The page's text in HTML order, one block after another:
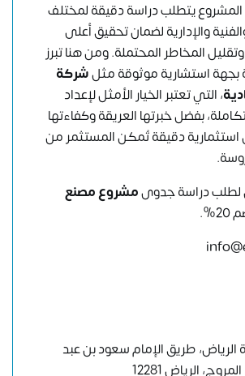
المشروع يتطلب دراسة دقيقة لمختلف
والإدارية لضمان تحقيق أعلى
المخاطر المحتملة. ومن هنا تبرز
بجهة استشارية موثوقة مثلشركة
، التي تعتبر الخيار الأمثل لإعداد
بفضل خبرتها العريقة وكفاءتها
دقيقة تُمكن المستثمر من
لطلب دراسة جدوىمشروع مصنع
الرياض، طريق الإمام سعود بن عبد
الرياض 12281